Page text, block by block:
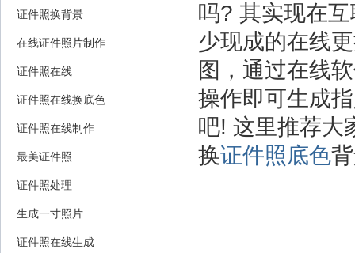
证件照换背景
在线证件照片制作
证件照在线
证件照在线换底色
证件照在线制作
最美证件照
证件照处理
生成一寸照片
证件照在线生成
吗? 其实现在
少现成的在线
图，通过在线
操作即可生成
吧! 这里推荐大
换证件照底色